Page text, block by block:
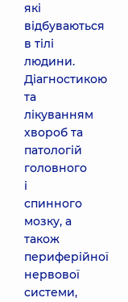
які
відбуваються
в тілі
людини.
Діагностикою
та
лікуванням
хвороб та
патологій
головного
і
спинного
мозку, а
також
периферійної
нервової
системи,